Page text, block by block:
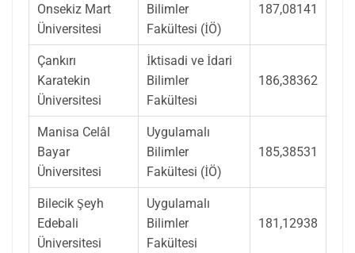
Onsekiz Mart
Üniversitesi
Bilimler
Fakültesi (İÖ)
187,08141
Çankırı
Karatekin
Üniversitesi
İktisadi ve İdari
Bilimler
Fakültesi
186,38362
Manisa Celâl
Bayar
Üniversitesi
Uygulamalı
Bilimler
Fakültesi (İÖ)
185,38531
Bilecik Şeyh
Edebali
Üniversitesi
Uygulamalı
Bilimler
Fakültesi
181,12938